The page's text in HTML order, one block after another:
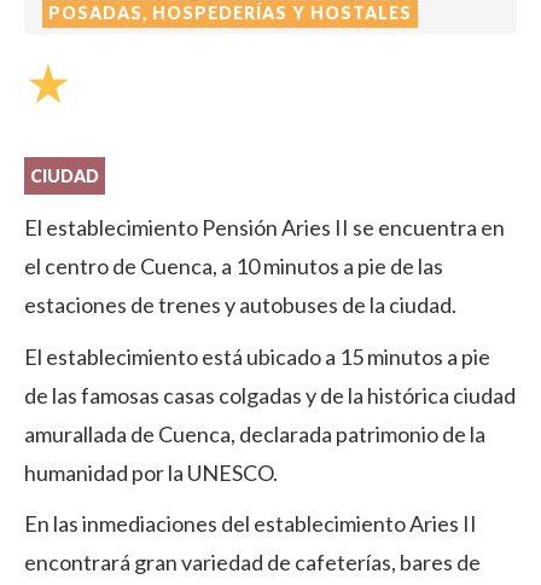
POSADAS, HOSPEDERÍAS Y HOSTALES
star_rate
CIUDAD
El establecimiento Pensión Aries II se encuentra en
el centro de Cuenca, a 10 minutos a pie de las
estaciones de trenes y autobuses de la ciudad.
El establecimiento está ubicado a 15 minutos a pie
de las famosas casas colgadas y de la histórica ciudad
amurallada de Cuenca, declarada patrimonio de la
humanidad por la UNESCO.
En las inmediaciones del establecimiento Aries II
encontrará gran variedad de cafeterías, bares de